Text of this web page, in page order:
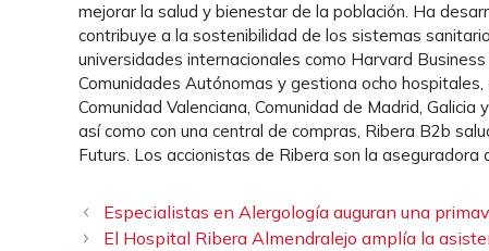
mejorar la salud y bienestar de la población. Ha
contribuye a la sostenibilidad de los sistemas
universidades internacionales como Harvard
Comunidades Autónomas y gestiona ocho
Comunidad Valenciana, Comunidad de Madrid,
así como con una central de compras, Ribera B2b
Futurs. Los accionistas de Ribera son la
Especialistas en Alergología auguran una
El Hospital Ribera Almendralejo amplía la